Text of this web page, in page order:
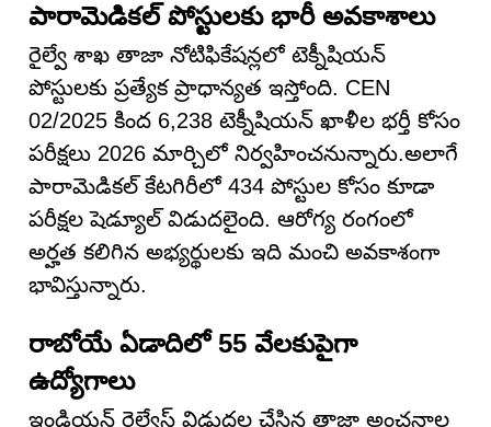
పారామెడికల్ పోస్టులకు భారీ అవకాశాలు
రైల్వే శాఖ తాజా నోటిఫికేషన్లలో టెక్నీషియన్
పోస్టులకు ప్రత్యేక ప్రాధాన్యత ఇస్తోంది. CEN
02/2025 కింద 6,238 టెక్నీషియన్ ఖాళీల భర్తీ కోసం
పరీక్షలు 2026 మార్చిలో నిర్వహించనున్నారు.అలాగే
పారామెడికల్ కేటగిరీలో 434 పోస్టుల కోసం కూడా
పరీక్షల షెడ్యూల్ విడుదలైంది. ఆరోగ్య రంగంలో
అర్హత కలిగిన అభ్యర్థులకు ఇది మంచి అవకాశంగా
భావిస్తున్నారు.
రాబోయే ఏడాదిలో 55 వేలకుపైగా
ఉద్యోగాలు
ఇండియన్ రైల్వేస్ విడుదల చేసిన తాజా అంచనాల